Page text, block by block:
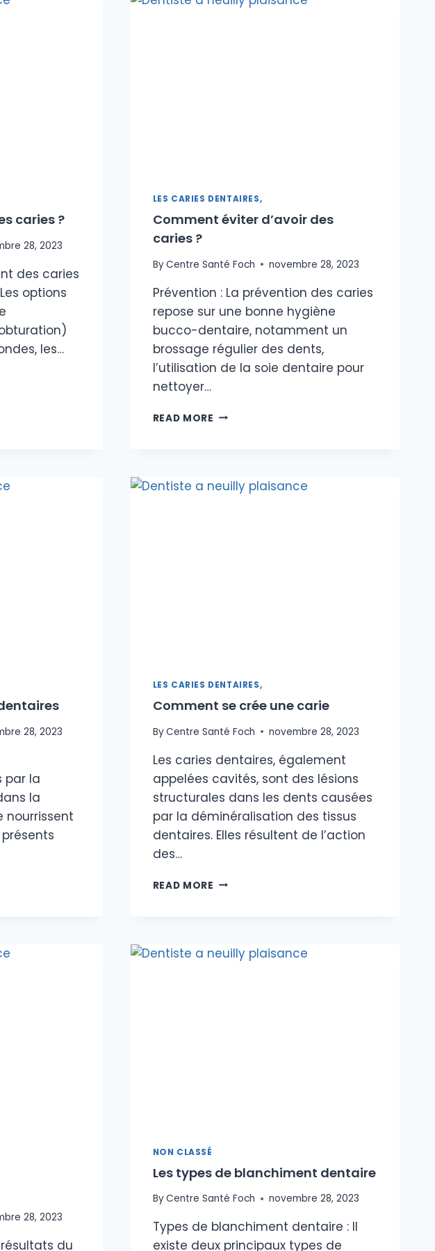
caries ?
28, 2023
des caries
options
les…
LES CARIES DENTAIRES,
Comment éviter d’avoir des
caries ?
ByCentre Santé Foch novembre 28, 2023
Prévention : La prévention des caries
repose sur une bonne hygiène
bucco-dentaire, notamment un
brossage régulier des dents,
l’utilisation de la soie dentaire pour
nettoyer…
READ MORE COMMENT
28, 2023
par la
la
nourrissent
LES CARIES DENTAIRES,
Comment se crée une carie
ByCentre Santé Foch novembre 28, 2023
Les caries dentaires, également
appelées cavités, sont des lésions
structurales dans les dents causées
par la déminéralisation des tissus
dentaires. Elles résultent de l’action
des…
READ MORE COMMENT
28, 2023
du
NON CLASSÉ
Les types de blanchiment dentaire
ByCentre Santé Foch novembre 28, 2023
Types de blanchiment dentaire : Il
existe deux principaux types de